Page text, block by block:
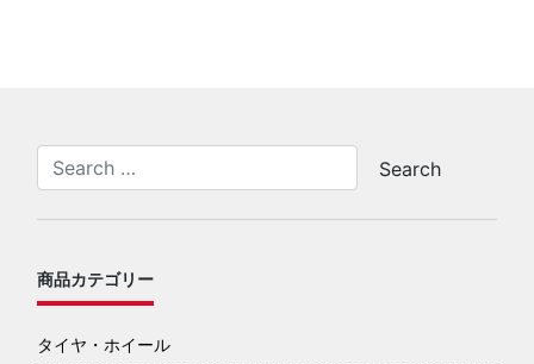
商品カテゴリー
タイヤ・ホイール